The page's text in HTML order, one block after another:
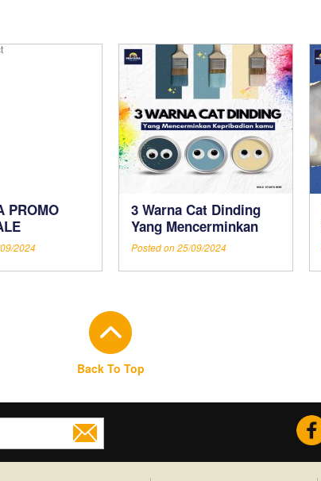
PROMO
2024
3 Warna Cat Dinding
Yang Mencerminkan
Kepribadian Kamu
Posted on 25/09/2024
Back To Top